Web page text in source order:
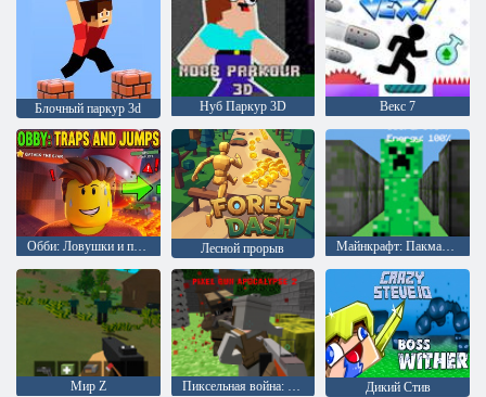
Блочный паркур 3d Нуб Паркур 3D Векс 7
Обби: Ловушки и прыжки Лесной прорыв Майнкрафт: Пакман 3D
Мир Z Пиксельная война: Пиксельное оружие Апокалипсис 2 Дикий Стив